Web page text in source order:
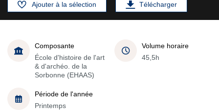
Ajouter à la sélection Télécharger
Composante
École d'histoire de l'art
& d'archéo. de la
Sorbonne (EHAAS)
Volume horaire
45,5h
Période de l'année
Printemps